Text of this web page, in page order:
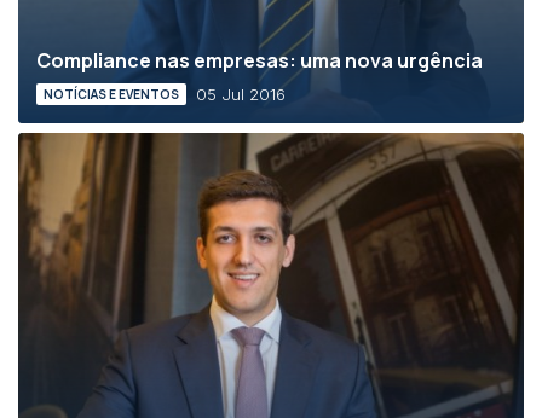
Compliance nas empresas: uma nova urgência
NOTÍCIAS E EVENTOS 05 Jul 2016